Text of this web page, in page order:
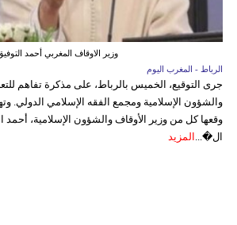
وزير الاوقاف المغربي أحمد
الرباط - المغرب اليوم
جرى التوقيع، الخميس بالرباط، على مذكرة تفاهم
والشؤون الإسلامية ومجمع الفقه الإسلامي الدولي.
وقعها كل من وزير الأوقاف والشؤون الإسلامية، أحمد
ال�... المزيد